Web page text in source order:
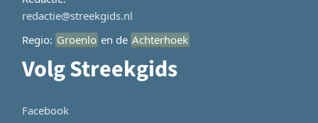
redactie@streekgids.nl
Regio: Groenlo en de Achterhoek
Volg Streekgids
Facebook